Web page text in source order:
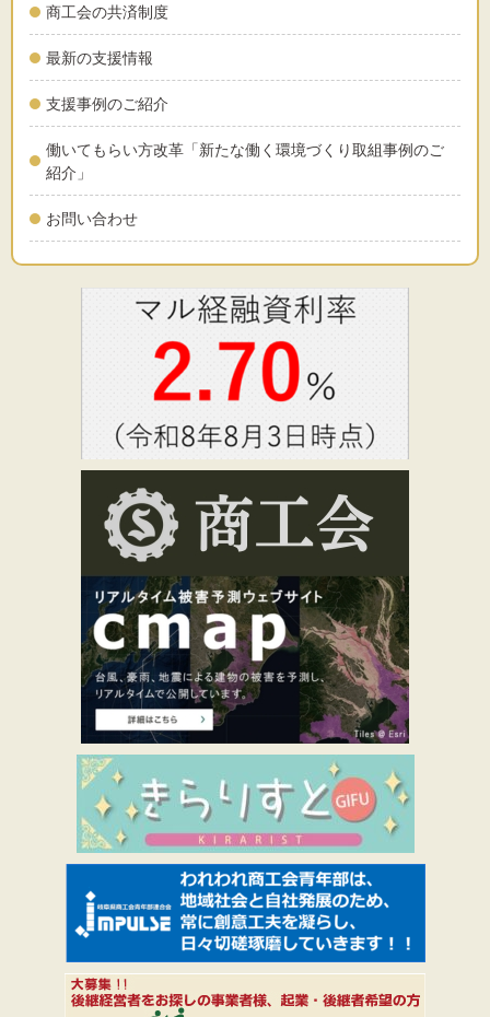
商工会の共済制度
最新の支援情報
支援事例のご紹介
働いてもらい方改革「新たな働く環境づくり取組事例のご
紹介」
お問い合わせ